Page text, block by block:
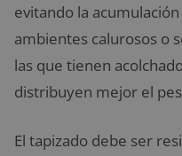
evitando la
ambientes calurosos o
las que tienen
distribuyen mejor el
El tapizado debe ser